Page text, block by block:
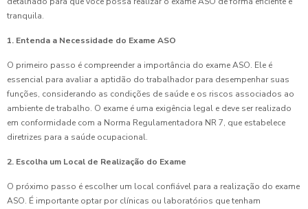
tranquila.
1. Entenda a Necessidade do Exame ASO
O primeiro passo é compreender a importância do exame ASO. Ele é
essencial para avaliar a aptidão do trabalhador para desempenhar suas
funções, considerando as condições de saúde e os riscos associados ao
ambiente de trabalho. O exame é uma exigência legal e deve ser realizado
em conformidade com a Norma Regulamentadora NR 7, que estabelece
diretrizes para a saúde ocupacional.
2. Escolha um Local de Realização do Exame
O próximo passo é escolher um local confiável para a realização do exame
ASO. É importante optar por clínicas ou laboratórios que tenham